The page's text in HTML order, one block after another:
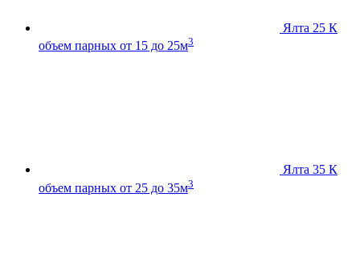
Ялта 25 К
объем парных от 15 до 25м3
Ялта 35 К
объем парных от 25 до 35м3